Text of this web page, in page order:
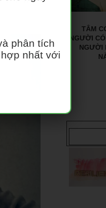
TÂM
NGƯỜI
NGƯỜI
phân tích
nhất với